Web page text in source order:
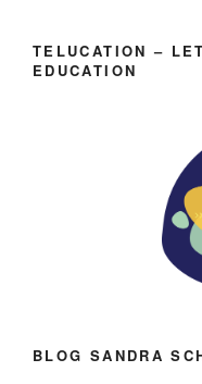
TELUCATION –
EDUCATION
BLOG SANDRA